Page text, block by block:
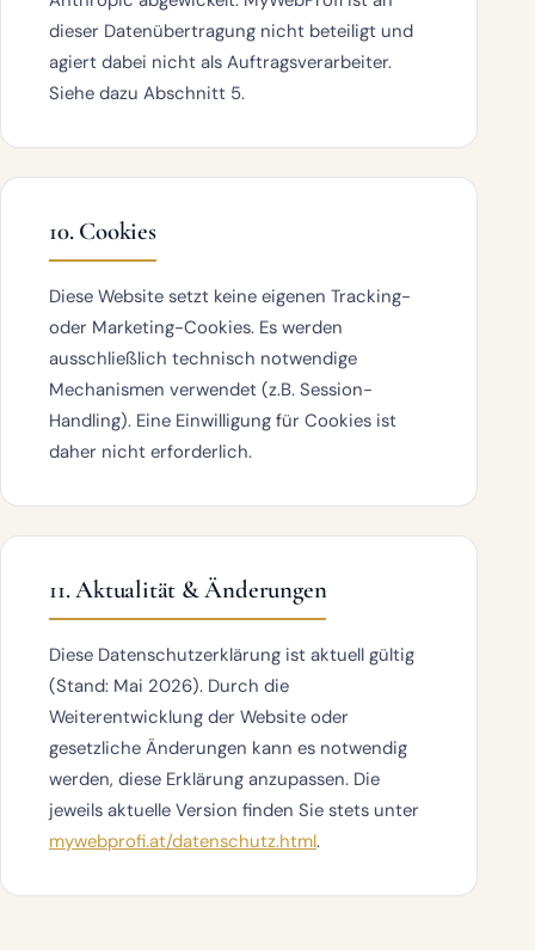
dieser Datenübertragung nicht beteiligt und
agiert dabei nicht als Auftragsverarbeiter.
Siehe dazu Abschnitt 5.
10. Cookies
Diese Website setzt keine eigenen Tracking-
oder Marketing-Cookies. Es werden
ausschließlich technisch notwendige
Mechanismen verwendet (z.B. Session-
Handling). Eine Einwilligung für Cookies ist
daher nicht erforderlich.
11. Aktualität & Änderungen
Diese Datenschutzerklärung ist aktuell gültig
(Stand: Mai 2026). Durch die
Weiterentwicklung der Website oder
gesetzliche Änderungen kann es notwendig
werden, diese Erklärung anzupassen. Die
jeweils aktuelle Version finden Sie stets unter
mywebprofi.at/datenschutz.html.